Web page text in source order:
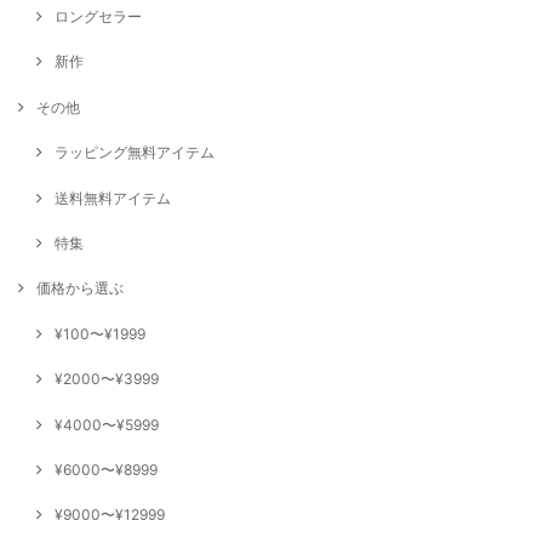
ロングセラー
新作
その他
ラッピング無料アイテム
送料無料アイテム
特集
価格から選ぶ
¥100〜¥1999
¥2000〜¥3999
¥4000〜¥5999
¥6000〜¥8999
¥9000〜¥12999